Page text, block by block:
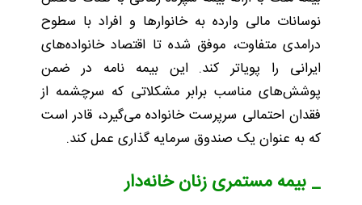
نوسانات مالی وارده به خانوارها و افراد با سطوح
درامدی متفاوت، موفق شده تا اقتصاد خانواده‌های
ایرانی را پویاتر کند. این بیمه نامه در ضمن
پوشش‌های مناسب برابر مشکلاتی که سرچشمه از
فقدان احتمالی سرپرست خانواده می‌گیرد، قادر است
که به عنوان یک صندوق سرمایه گذاری عمل کند.
_ بیمه مستمری زنان خانه‌دار